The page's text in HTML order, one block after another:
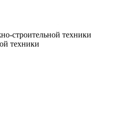
строительной техники
техники